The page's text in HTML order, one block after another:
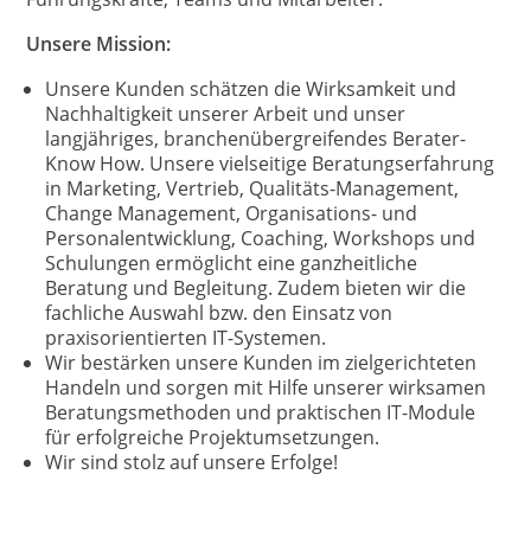
Unsere Mission:
Unsere Kunden schätzen die Wirksamkeit und
Nachhaltigkeit unserer Arbeit und unser
langjähriges, branchenübergreifendes Berater-
Know How. Unsere vielseitige Beratungserfahrung
in Marketing, Vertrieb, Qualitäts-Management,
Change Management, Organisations- und
Personalentwicklung, Coaching, Workshops und
Schulungen ermöglicht eine ganzheitliche
Beratung und Begleitung. Zudem bieten wir die
fachliche Auswahl bzw. den Einsatz von
praxisorientierten IT-Systemen.
Wir bestärken unsere Kunden im zielgerichteten
Handeln und sorgen mit Hilfe unserer wirksamen
Beratungsmethoden und praktischen IT-Module
für erfolgreiche Projektumsetzungen.
Wir sind stolz auf unsere Erfolge!